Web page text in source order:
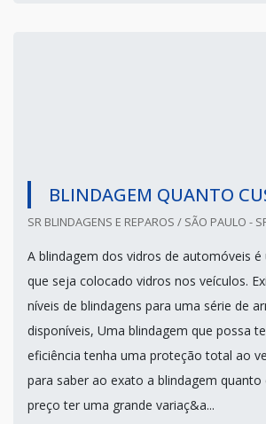
BLINDAGEM QUANTO
SR BLINDAGENS E REPAROS / SÃO PAULO -
A blindagem dos vidros de automóveis é
que seja colocado vidros nos veículos.
níveis de blindagens para uma série de
disponíveis, Uma blindagem que possa
eficiência tenha uma proteção total ao
para saber ao exato a blindagem quanto
preço ter uma grande variaç&a...